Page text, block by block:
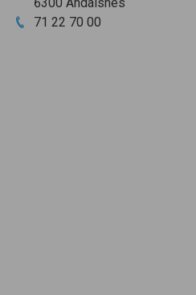
71 22 70 00